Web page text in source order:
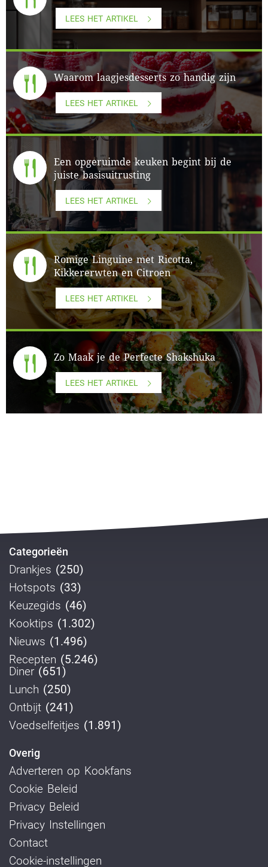
LEES HET ARTIKEL
Waarom laagjesdesserts zo handig zijn
LEES HET ARTIKEL
Een opgeruimde keuken begint bij de
juiste basisuitrusting
LEES HET ARTIKEL
Romige Linguine met Ricotta,
Kikkererwten en Citroen
LEES HET ARTIKEL
Zo Maak je de Perfecte Shakshuka
LEES HET ARTIKEL
Categorieën
Drankjes (250)
Hotspots (33)
Keuzegids (46)
Kooktips (1.302)
Nieuws (1.496)
Recepten (5.246)
Diner (651)
Lunch (250)
Ontbijt (241)
Voedselfeitjes (1.891)
Overig
Adverteren op Kookfans
Cookie Beleid
Privacy Beleid
Privacy Instellingen
Contact
Cookie-instellingen